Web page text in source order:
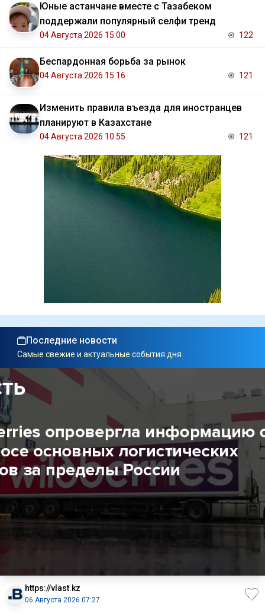
Юные астанчане вместе с Тазабеком
поддержали популярный селфи тренд
04 Августа 2026 15:00 122
Беспардонная борьба за рынок
04 Августа 2026 15:16 121
Изменить правила въезда для иностранцев
планируют в Казахстане
04 Августа 2026 10:55 121
Последние новости
Самые свежие и актуальные события дня
https://vlast.kz
06 Августа 2026 07:27